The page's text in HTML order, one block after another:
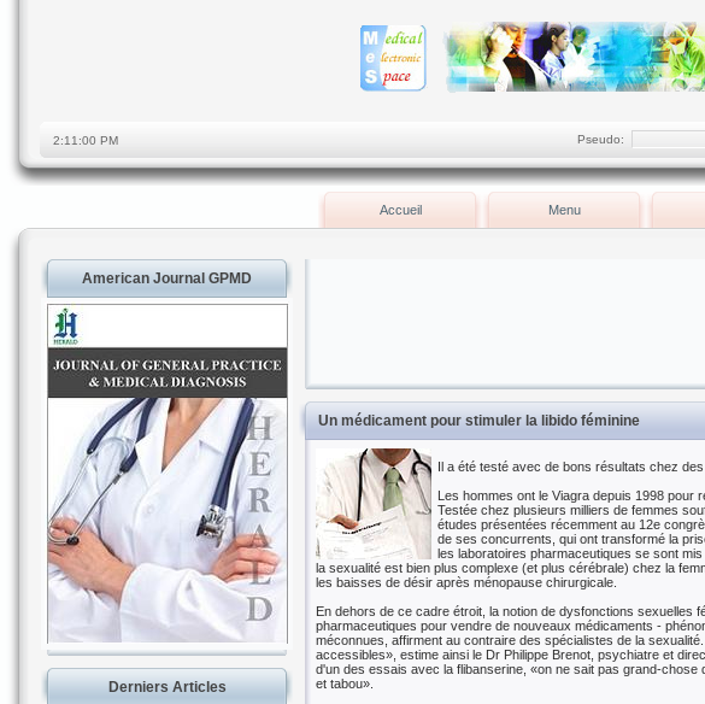
Pseudo:
Accueil Menu
American Journal GPMD
Derniers Articles
Un médicament pour stimuler la libido féminine
Il a été testé avec de bons résultats chez
Les hommes ont le Viagra depuis 1998 pour
Testée chez plusieurs milliers de femmes
études présentées récemment au 12e
de ses concurrents, qui ont transformé la
les laboratoires pharmaceutiques se sont
la sexualité est bien plus complexe (et plus cérébrale) chez la
les baisses de désir après ménopause chirurgicale.
En dehors de ce cadre étroit, la notion de dysfonctions sexuelles
pharmaceutiques pour vendre de nouveaux médicaments -
méconnues, affirment au contraire des spécialistes de la
accessibles», estime ainsi le Dr Philippe Brenot, psychiatre et
d'un des essais avec la flibanserine, «on ne sait pas grand-
et tabou».